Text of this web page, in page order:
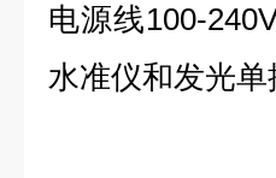
电源线100-
水准仪和发光